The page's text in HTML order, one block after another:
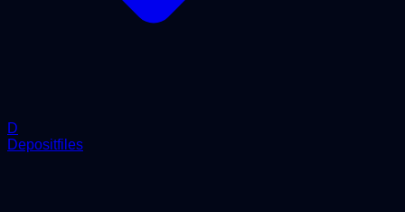
D
Depositfiles